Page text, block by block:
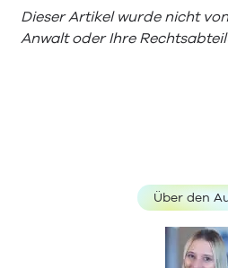
Dieser Artikel wurde nicht
Anwalt oder Ihre
Über den